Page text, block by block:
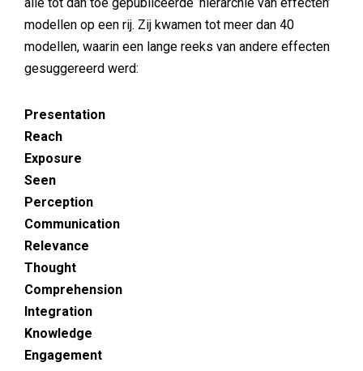
modellen op een rij. Zij kwamen tot meer dan 40
modellen, waarin een lange reeks van andere effecten
gesuggereerd werd:
Presentation
Reach
Exposure
Seen
Perception
Communication
Relevance
Thought
Comprehension
Integration
Knowledge
Engagement